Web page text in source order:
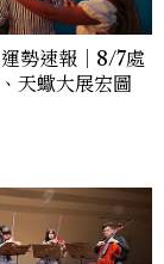
勢速報｜8/7處
天蠍大展宏圖